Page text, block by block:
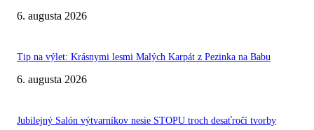
6. augusta 2026
Tip na výlet: Krásnymi lesmi Malých Karpát z Pezinka na Babu
6. augusta 2026
Jubilejný Salón výtvarníkov nesie STOPU troch desaťročí tvorby